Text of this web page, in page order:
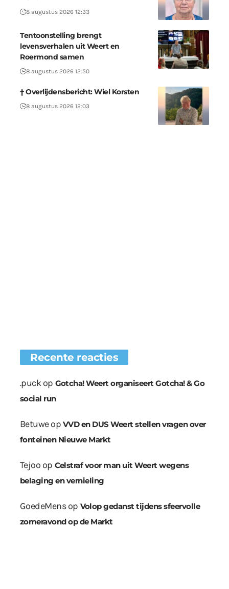
8 augustus 2026 12:33
Tentoonstelling brengt
levensverhalen uit Weert en
Roermond samen
8 augustus 2026 12:50
† Overlijdensbericht: Wiel Korsten
8 augustus 2026 12:03
Recente reacties
.puckop Gotcha! Weert organiseert Gotcha! & Go
social run
Betuweop VVD en DUS Weert stellen vragen over
fonteinen Nieuwe Markt
Tejoo op Celstraf voor man uit Weert wegens
belaging en vernieling
GoedeMensop Volop gedanst tijdens sfeervolle
zomeravond op de Markt